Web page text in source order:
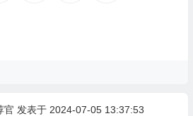
官 发表于 2024-07-05 13:37:53